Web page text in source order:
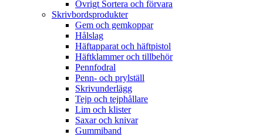
Övrigt Sortera och förvara
Skrivbordsprodukter
Gem och gemkoppar
Hålslag
Häftapparat och häftpistol
Häftklammer och tillbehör
Pennfodral
Penn- och prylställ
Skrivunderlägg
Tejp och tejphållare
Lim och klister
Saxar och knivar
Gummiband